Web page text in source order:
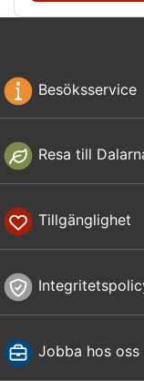
Besöksservice
Resa till
Tillgänglighet
Jobba hos oss